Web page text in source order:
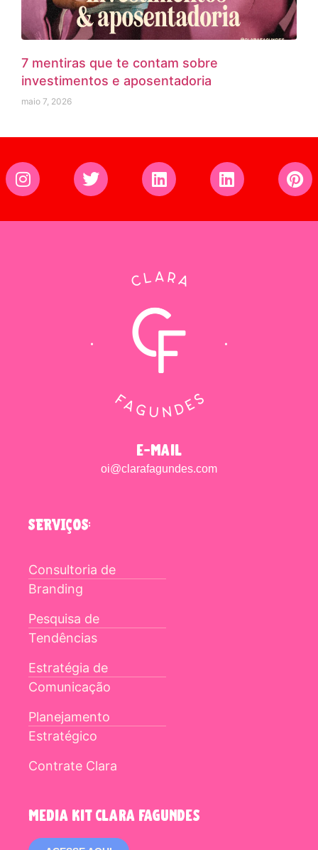
7 mentiras que te contam sobre
investimentos e aposentadoria
maio 7, 2026
e-mail
oi@clarafagundes.com
SERVIÇOS:
Consultoria de
Branding
Pesquisa de
Tendências
Estratégia de
Comunicação
Planejamento
Estratégico
Contrate Clara
media kit clara fagundes